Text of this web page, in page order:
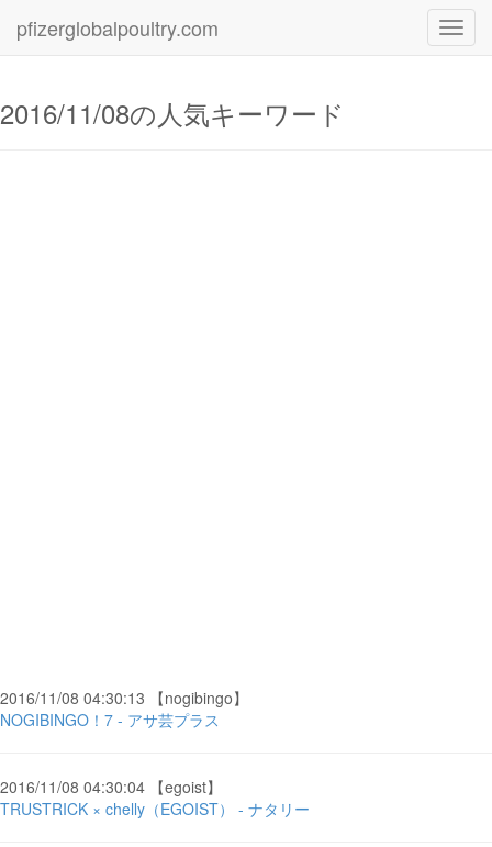
pfizerglobalpoultry.com
2016/11/08の人気キーワード
2016/11/08 04:30:13 【nogibingo】
NOGIBINGO！7 - アサ芸プラス
2016/11/08 04:30:04 【egoist】
TRUSTRICK × chelly（EGOIST） - ナタリー